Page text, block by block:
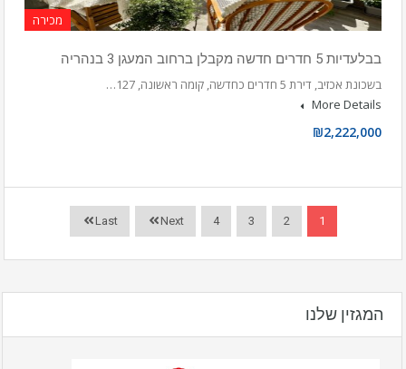
מכירה
בבלעדיות 5 חדרים חדשה מקבלן ברחוב המעגן 3 בנהריה
בשכונת אכזיב, דירת 5 חדרים כחדשה, קומה ראשונה, 127…
More Details
₪2,222,000
1
2
3
4
Next
Last
המגזין שלנו